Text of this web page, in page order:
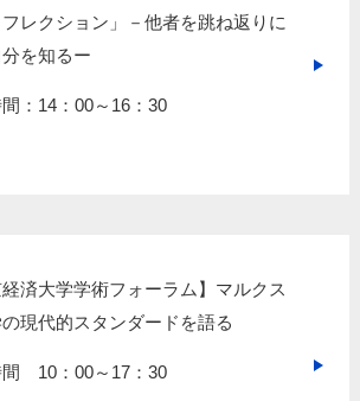
レクション」－他者を跳ね返りに
分を知るー
：14：00～16：30
経済大学学術フォーラム】マルクス
現代的スタンダードを語る
間 10：00～17：30